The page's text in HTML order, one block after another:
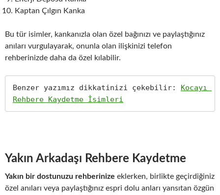
Kaptan Çılgın Kanka
Bu tür isimler, kankanızla olan özel bağınızı ve paylaştığınız
anıları vurgulayarak, onunla olan ilişkinizi telefon
rehberinizde daha da özel kılabilir.
Benzer yazımız dikkatinizi çekebilir: Kocayı
Rehbere Kaydetme İsimleri
Yakın Arkadaşı Rehbere Kaydetme
Yakın bir dostunuzu rehberinize eklerken, birlikte geçirdiğiniz
özel anıları veya paylaştığınız espri dolu anları yansıtan özgün